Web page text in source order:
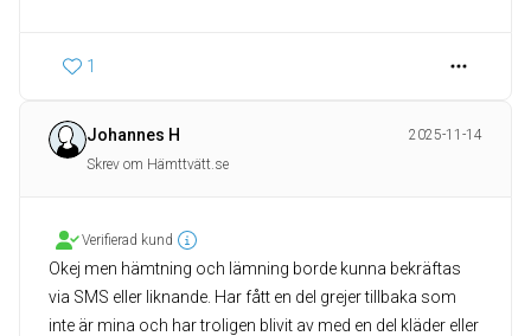
1
Johannes H
2025-11-14
Skrev om Hämttvätt.se
Verifierad kund
Okej men hämtning och lämning borde kunna bekräftas
via SMS eller liknande. Har fått en del grejer tillbaka som
inte är mina och har troligen blivit av med en del kläder eller